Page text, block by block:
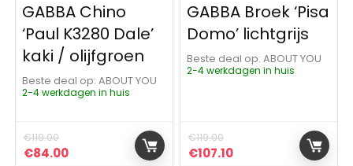
GABBA Chino
‘Paul K3280 Dale’
kaki / olijfgroen
Beste deal op:
ABOUT YOU
2-4 werkdagen in huis
€119.00
Oorspronkelijke prijs was: €119.00.
€84.00Huidige prijs is: €84.00.
GABBA Broek ‘Pisa
Domo’ lichtgrijs
Beste deal op:
ABOUT YOU
2-4 werkdagen in huis
€119.00
Oorspronkelijke prijs was:
€107.10Huidige prijs is: